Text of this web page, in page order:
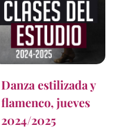
Danza estilizada y
flamenco, jueves
2024/2025